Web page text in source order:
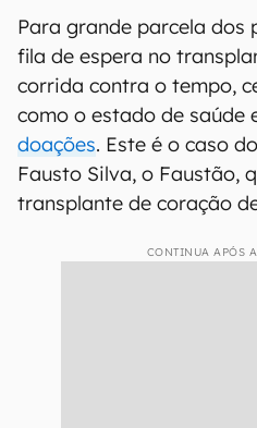
Para grande parcela dos
fila de espera no
corrida contra o tempo,
como o estado de saúde
doações. Este é o caso
Fausto Silva, o Faustão,
transplante de coração
CONTINUA APÓS